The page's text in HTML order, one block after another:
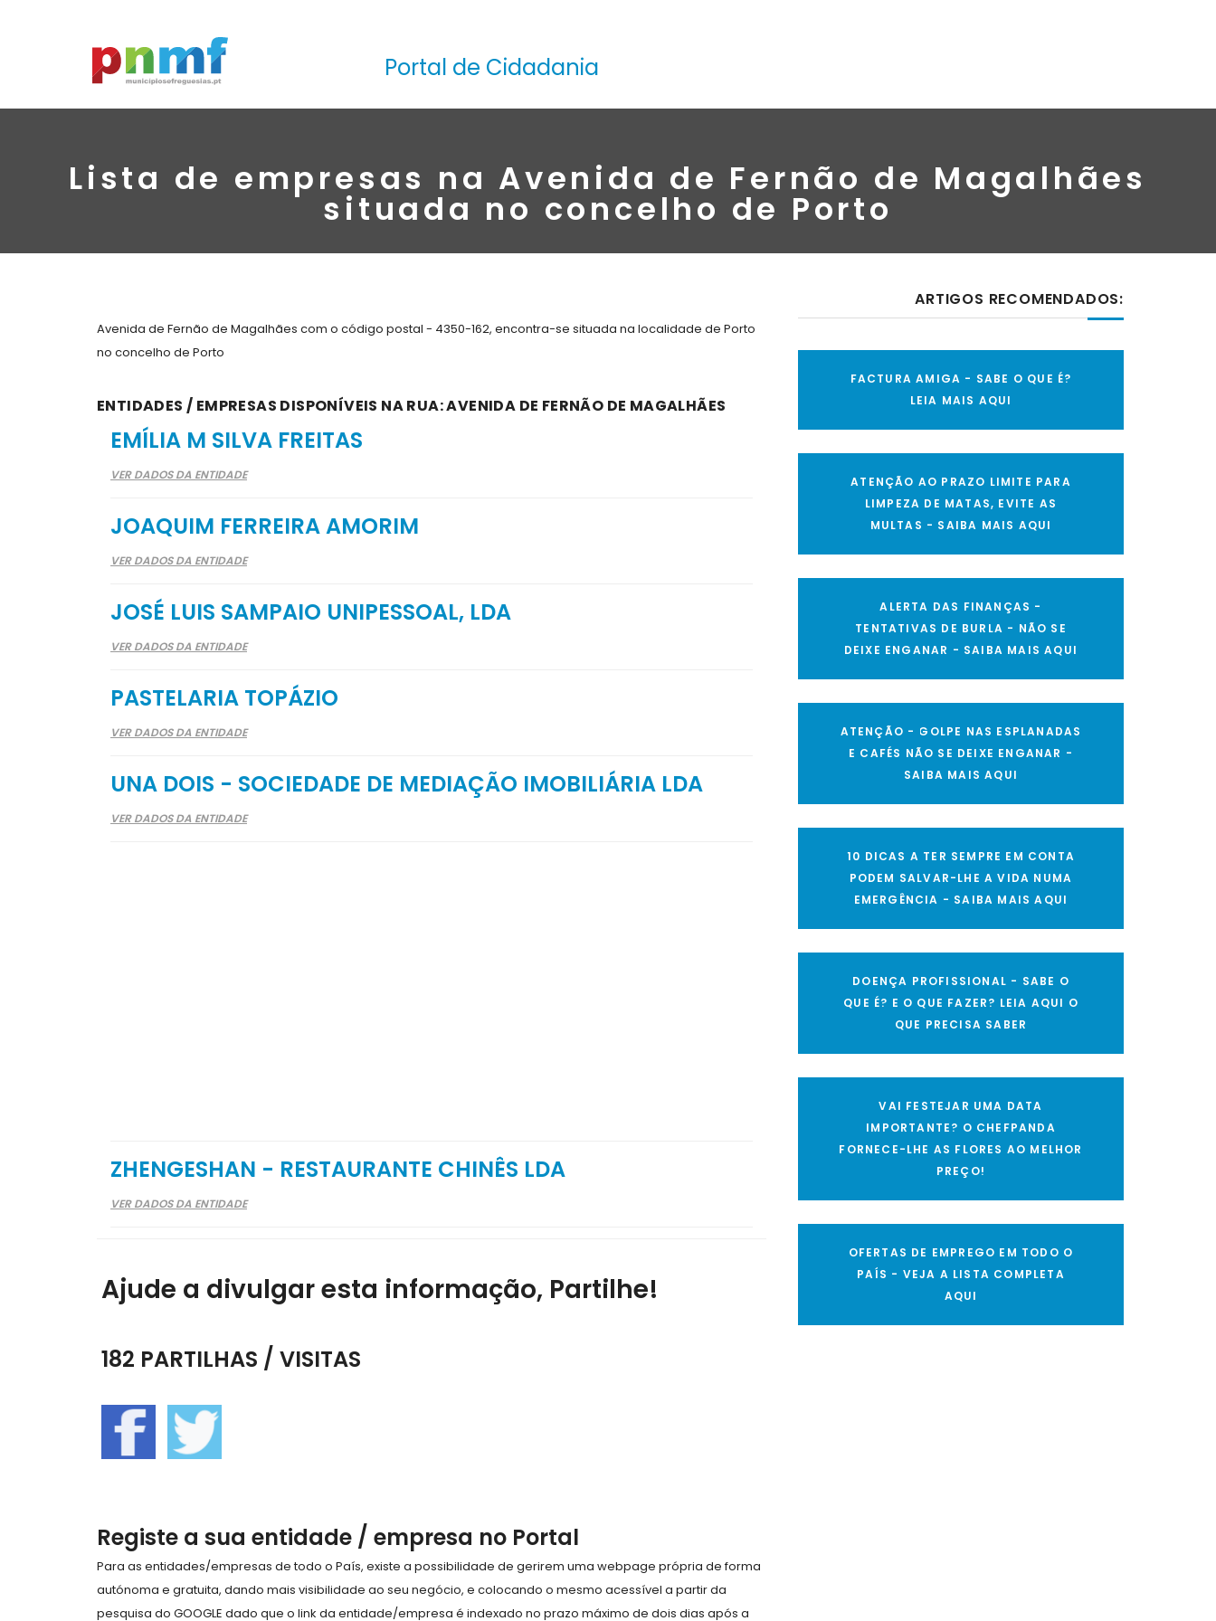
Portal de Cidadania
Lista de empresas na Avenida de Fernão de Magalhães
situada no concelho de Porto
Avenida de Fernão de Magalhães com o código postal - 4350-162, encontra-se situada na localidade de Porto
no concelho de Porto
ENTIDADES / EMPRESAS DISPONÍVEIS NA RUA: AVENIDA DE FERNÃO DE MAGALHÃES
EMÍLIA M SILVA FREITAS
VER DADOS DA ENTIDADE
JOAQUIM FERREIRA AMORIM
VER DADOS DA ENTIDADE
JOSÉ LUIS SAMPAIO UNIPESSOAL, LDA
VER DADOS DA ENTIDADE
PASTELARIA TOPÁZIO
VER DADOS DA ENTIDADE
UNA DOIS - SOCIEDADE DE MEDIAÇÃO IMOBILIÁRIA LDA
VER DADOS DA ENTIDADE
ZHENGESHAN - RESTAURANTE CHINÊS LDA
VER DADOS DA ENTIDADE
Ajude a divulgar esta informação, Partilhe!
182 PARTILHAS / VISITAS
Registe a sua entidade / empresa no Portal
Para as entidades/empresas de todo o País, existe a possibilidade de gerirem uma webpage própria de forma
autónoma e gratuita, dando mais visibilidade ao seu negócio, e colocando o mesmo acessível a partir da
pesquisa do GOOGLE dado que o link da entidade/empresa é indexado no prazo máximo de dois dias após a
ARTIGOS RECOMENDADOS:
FACTURA AMIGA - SABE O QUE É?
LEIA MAIS AQUI
ATENÇÃO AO PRAZO LIMITE PARA
LIMPEZA DE MATAS, EVITE AS
MULTAS - SAIBA MAIS AQUI
ALERTA DAS FINANÇAS -
TENTATIVAS DE BURLA - NÃO SE
DEIXE ENGANAR - SAIBA MAIS AQUI
ATENÇÃO - GOLPE NAS ESPLANADAS
E CAFÉS NÃO SE DEIXE ENGANAR -
SAIBA MAIS AQUI
10 DICAS A TER SEMPRE EM CONTA
PODEM SALVAR-LHE A VIDA NUMA
EMERGÊNCIA - SAIBA MAIS AQUI
DOENÇA PROFISSIONAL - SABE O
QUE É? E O QUE FAZER? LEIA AQUI O
QUE PRECISA SABER
VAI FESTEJAR UMA DATA
IMPORTANTE? O CHEFPANDA
FORNECE-LHE AS FLORES AO MELHOR
PREÇO!
OFERTAS DE EMPREGO EM TODO O
PAÍS - VEJA A LISTA COMPLETA
AQUI